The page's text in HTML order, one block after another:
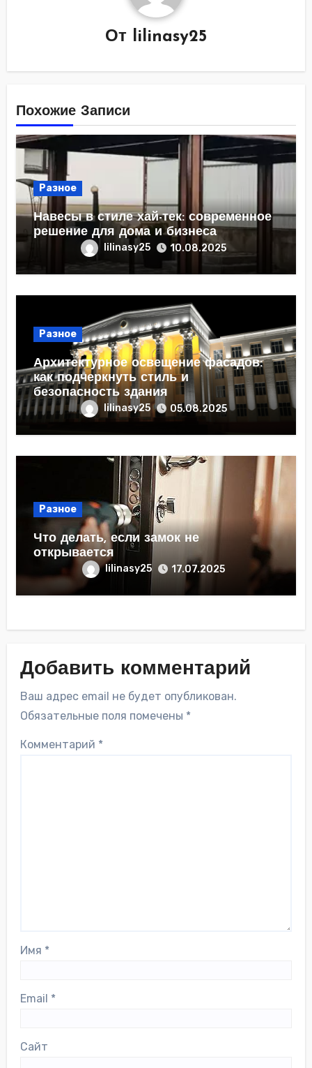
От lilinasy25
Похожие Записи
Разное
Навесы в стиле хай-тек: современное
решение для дома и бизнеса
lilinasy25 10.08.2025
Разное
Архитектурное освещение фасадов:
как подчеркнуть стиль и
безопасность здания
lilinasy25 05.08.2025
Разное
Что делать, если замок не
открывается
lilinasy25 17.07.2025
Добавить комментарий
Ваш адрес email не будет опубликован.
Обязательные поля помечены *
Комментарий *
Имя *
Email *
Сайт